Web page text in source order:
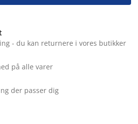
- du kan returnere i vores butikker
på alle varer
der passer dig